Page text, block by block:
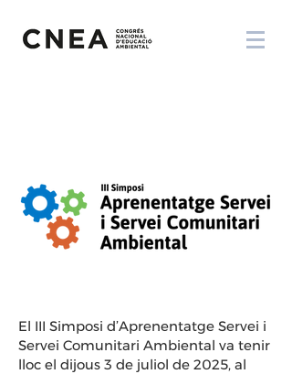
El III Simposi d’Aprenentatge Servei i
Servei Comunitari Ambiental va tenir
lloc el dijous 3 de juliol de 2025, al